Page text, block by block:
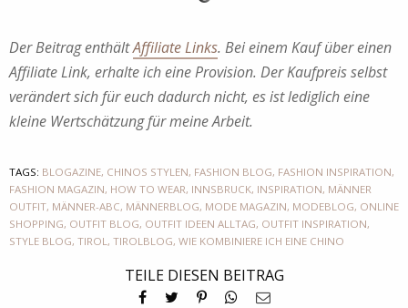
Der Beitrag enthältAffiliate Links. Bei einem Kauf über einen
Affiliate Link, erhalte ich eine Provision. Der Kaufpreis selbst
verändert sich für euch dadurch nicht, es ist lediglich eine
kleine Wertschätzung für meine Arbeit.
TAGS: BLOGAZINE, CHINOS STYLEN, FASHION BLOG, FASHION INSPIRATION,
FASHION MAGAZIN, HOW TO WEAR, INNSBRUCK, INSPIRATION, MÄNNER
OUTFIT, MÄNNER-ABC, MÄNNERBLOG, MODE MAGAZIN, MODEBLOG, ONLINE
SHOPPING, OUTFIT BLOG, OUTFIT IDEEN ALLTAG, OUTFIT INSPIRATION,
STYLE BLOG, TIROL , TIROLBLOG, WIE KOMBINIERE ICH EINE CHINO
TEILE DIESEN BEITRAG